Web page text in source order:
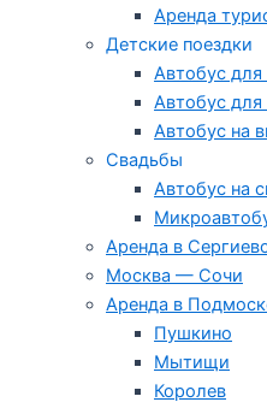
Аренда
Детские поездки
Автобус для
Автобус
Автобус на
Свадьбы
Автобус на
Аренда в
Москва — Сочи
Аренда в
Пушкино
Мытищи
Королев